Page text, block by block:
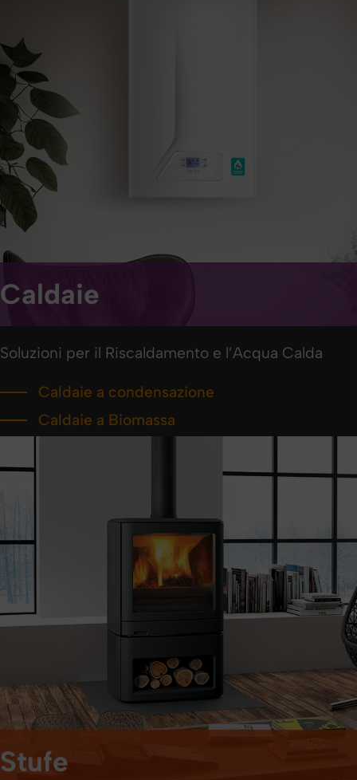
Caldaie
Soluzioni per il Riscaldamento e l’Acqua Calda
Caldaie a condensazione
Caldaie a Biomassa
Stufe